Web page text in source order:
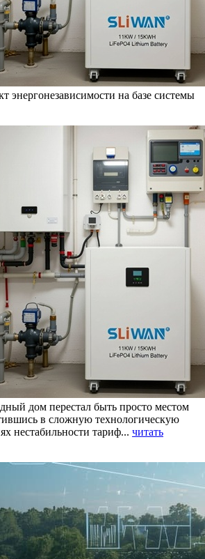
энергонезависимости на базе системы
дом перестал быть просто местом
в сложную технологическую
нестабильности тариф... читать